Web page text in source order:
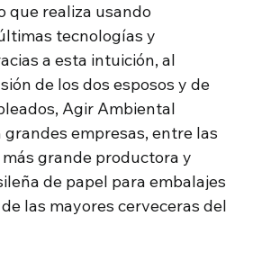
que realiza usando
tecnologías y
a esta intuición, al
de los dos esposos y de
Agir Ambiental
empresas, entre las
más grande productora y
de papel para embalajes
las mayores cerveceras del